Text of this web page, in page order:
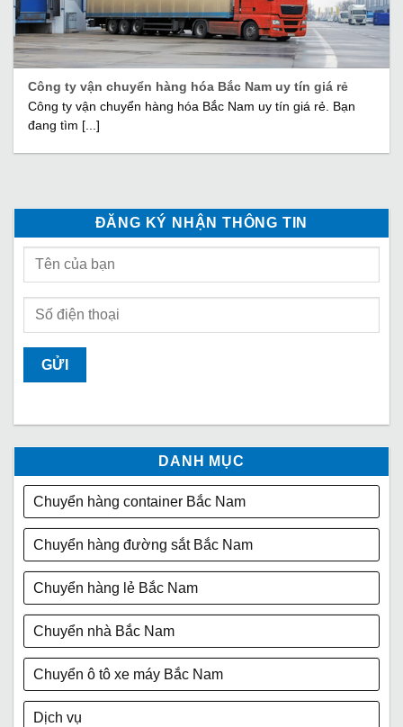
Công ty vận chuyển hàng hóa Bắc Nam uy tín giá rẻ
Công ty vận chuyển hàng hóa Bắc Nam uy tín giá rẻ. Bạn
đang tìm [...]
ĐĂNG KÝ NHẬN THÔNG TIN
DANH MỤC
Chuyển hàng container Bắc Nam
Chuyển hàng đường sắt Bắc Nam
Chuyển hàng lẻ Bắc Nam
Chuyển nhà Bắc Nam
Chuyển ô tô xe máy Bắc Nam
Dịch vụ